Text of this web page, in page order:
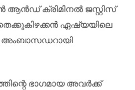
ആൻഡ് ക്രിമിനൽ ജസ്റ്റിസ്
ഏഷ്യയിലെ
ഭാഗമായ അവർക്ക്